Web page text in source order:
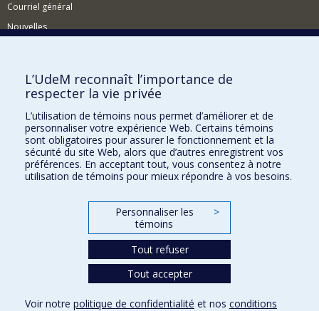
Courriel général
Nouvelles
Comment soutenir le CÉRIUM?
BESOIN D'AIDE?
Plan du site
Signaler une erreur
Accessibilité
FACULTÉ DES ARTS ET DES SCIENCES
Nos départements et écoles
L’UdeM reconnaît l’importance de
respecter la vie privée
L’utilisation de témoins nous permet d’améliorer et de
personnaliser votre expérience Web. Certains témoins
sont obligatoires pour assurer le fonctionnement et la
sécurité du site Web, alors que d’autres enregistrent vos
préférences. En acceptant tout, vous consentez à notre
utilisation de témoins pour mieux répondre à vos besoins.
Personnaliser les
témoins
>
Tout refuser
Tout accepter
Voir notre politique de confidentialité et nos conditions